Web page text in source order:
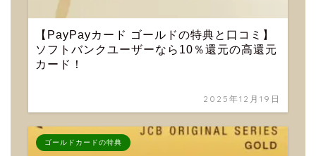
【PayPayカード ゴールドの特典と口コミ】
ソフトバンクユーザーなら10％還元の高還元
カード！
2025年12月19日
ゴールドカードの特典